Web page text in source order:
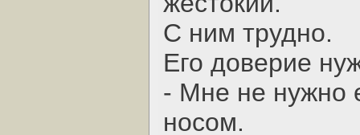
С ним трудно.
Его доверие
- Мне не нужно
носом.